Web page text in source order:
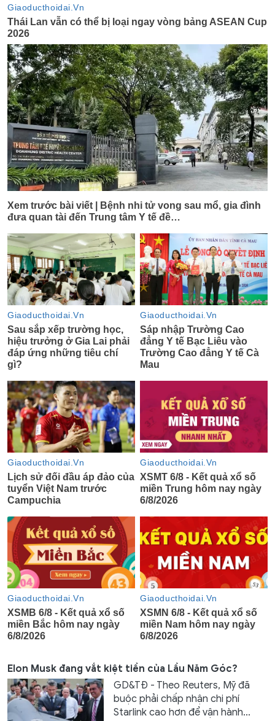
Elon Musk đang vắt kiệt tiền của Lầu Năm Góc?
GD&TĐ - Theo Reuters, Mỹ đã
buộc phải chấp nhận chi phí
Starlink cao hơn để vận hành...